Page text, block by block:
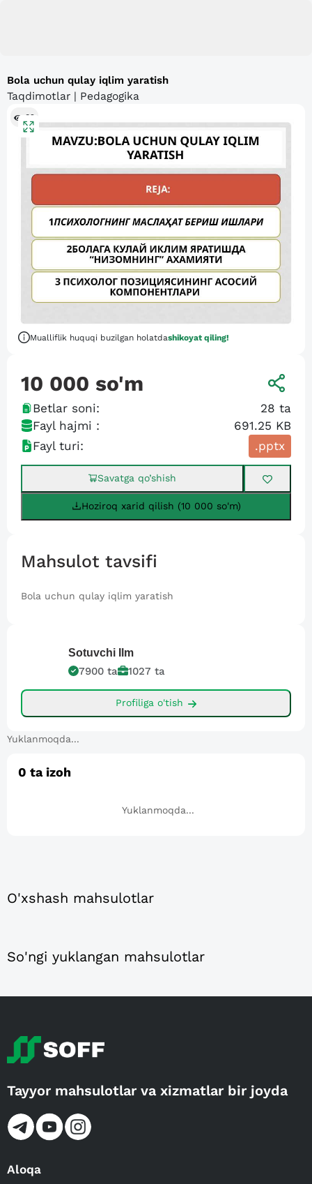
Bola uchun qulay iqlim yaratish
Taqdimotlar | Pedagogika
82
Mualliflik huquqi buzilgan holatdashikoyat qiling!
10 000 so'm
Betlar soni: 28 ta
Fayl hajmi :
691.25 KB
Fayl turi:
.pptx
Savatga qo’shish
Hoziroq xarid qilish (10 000 so'm)
Mahsulot tavsifi
Bola uchun qulay iqlim yaratish
Sotuvchi Ilm
7900 ta 1027 ta
Profiliga o'tish
Yuklanmoqda...
0 ta izoh
Yuklanmoqda...
O'xshash mahsulotlar
So'ngi yuklangan mahsulotlar
Tayyor mahsulotlar va xizmatlar bir joyda
Aloqa